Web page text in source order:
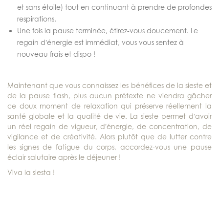
et sans étoile) tout en continuant à prendre de profondes
respirations.
Une fois la pause terminée, étirez-vous doucement. Le
regain d’énergie est immédiat, vous vous sentez à
nouveau frais et dispo !
Maintenant que vous connaissez les bénéfices de la sieste et
de la pause flash, plus aucun prétexte ne viendra gâcher
ce doux moment de relaxation qui préserve réellement la
santé globale et la qualité de vie. La sieste permet d’avoir
un réel regain de vigueur, d’énergie, de concentration, de
vigilance et de créativité. Alors plutôt que de lutter contre
les signes de fatigue du corps, accordez-vous une pause
éclair salutaire après le déjeuner !
Viva la siesta !